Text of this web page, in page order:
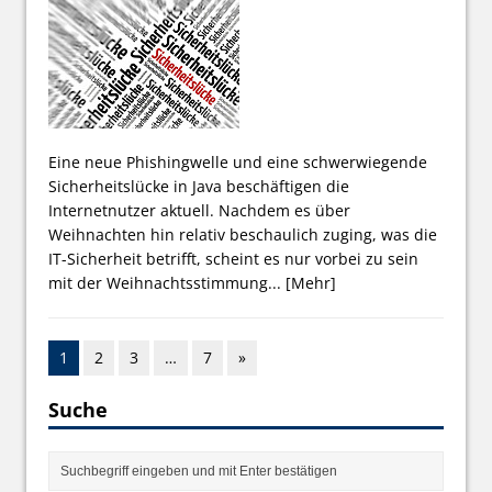
Eine neue Phishingwelle und eine schwerwiegende
Sicherheitslücke in Java beschäftigen die
Internetnutzer aktuell. Nachdem es über
Weihnachten hin relativ beschaulich zuging, was die
IT-Sicherheit betrifft, scheint es nur vorbei zu sein
mit der Weihnachtsstimmung... [Mehr]
1 2 3 … 7 »
Suche